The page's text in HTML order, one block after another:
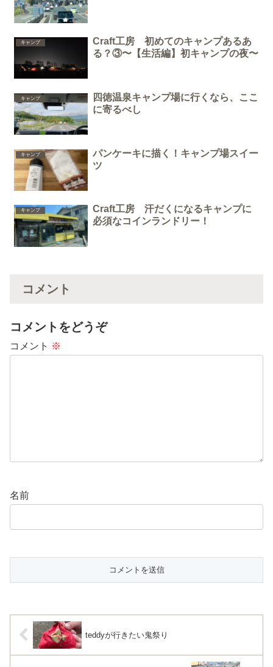
キャンプ
Craft工房 初めてのキャンプあるあ
る？③〜【生活編】初キャンプの夜〜
キャンプ
四徳温泉キャンプ場に行くなら、ここ
に寄るべし
キャンプ
パンケーキに描く！キャンプ場スイー
ツ
キャンプ
Craft工房 汗だくになるキャンプに
必須なコインランドリー！
コメント
コメントをどうぞ
コメント ※
名前
teddyが行きたい鬼祭り